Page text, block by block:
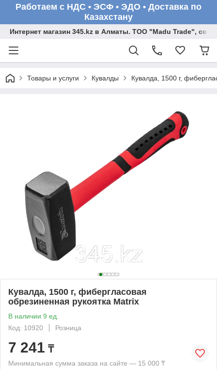
Работаем с НДС • ЭСФ • ЭДО • Доставка по
Казахстану
Интернет магазин 345.kz в Алматы. ТОО "Madu Trade",
Товары и услуги Кувалды Кувалда, 1500 г,
Кувалда, 1500 г, фибергласовая
обрезиненная рукоятка Matrix
В наличии 9 ед.
Код: 10920
Розница
7 241 ₸
Минимальная сумма заказа на сайте — 15 000 ₸